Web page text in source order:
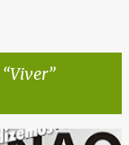
Viver